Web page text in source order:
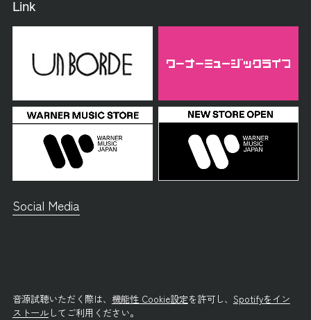
Link
Social Media
音源試聴いただく際は、 機能性 Cookie設定を許可し、 Spotifyをイン
ストールしてご利用ください。